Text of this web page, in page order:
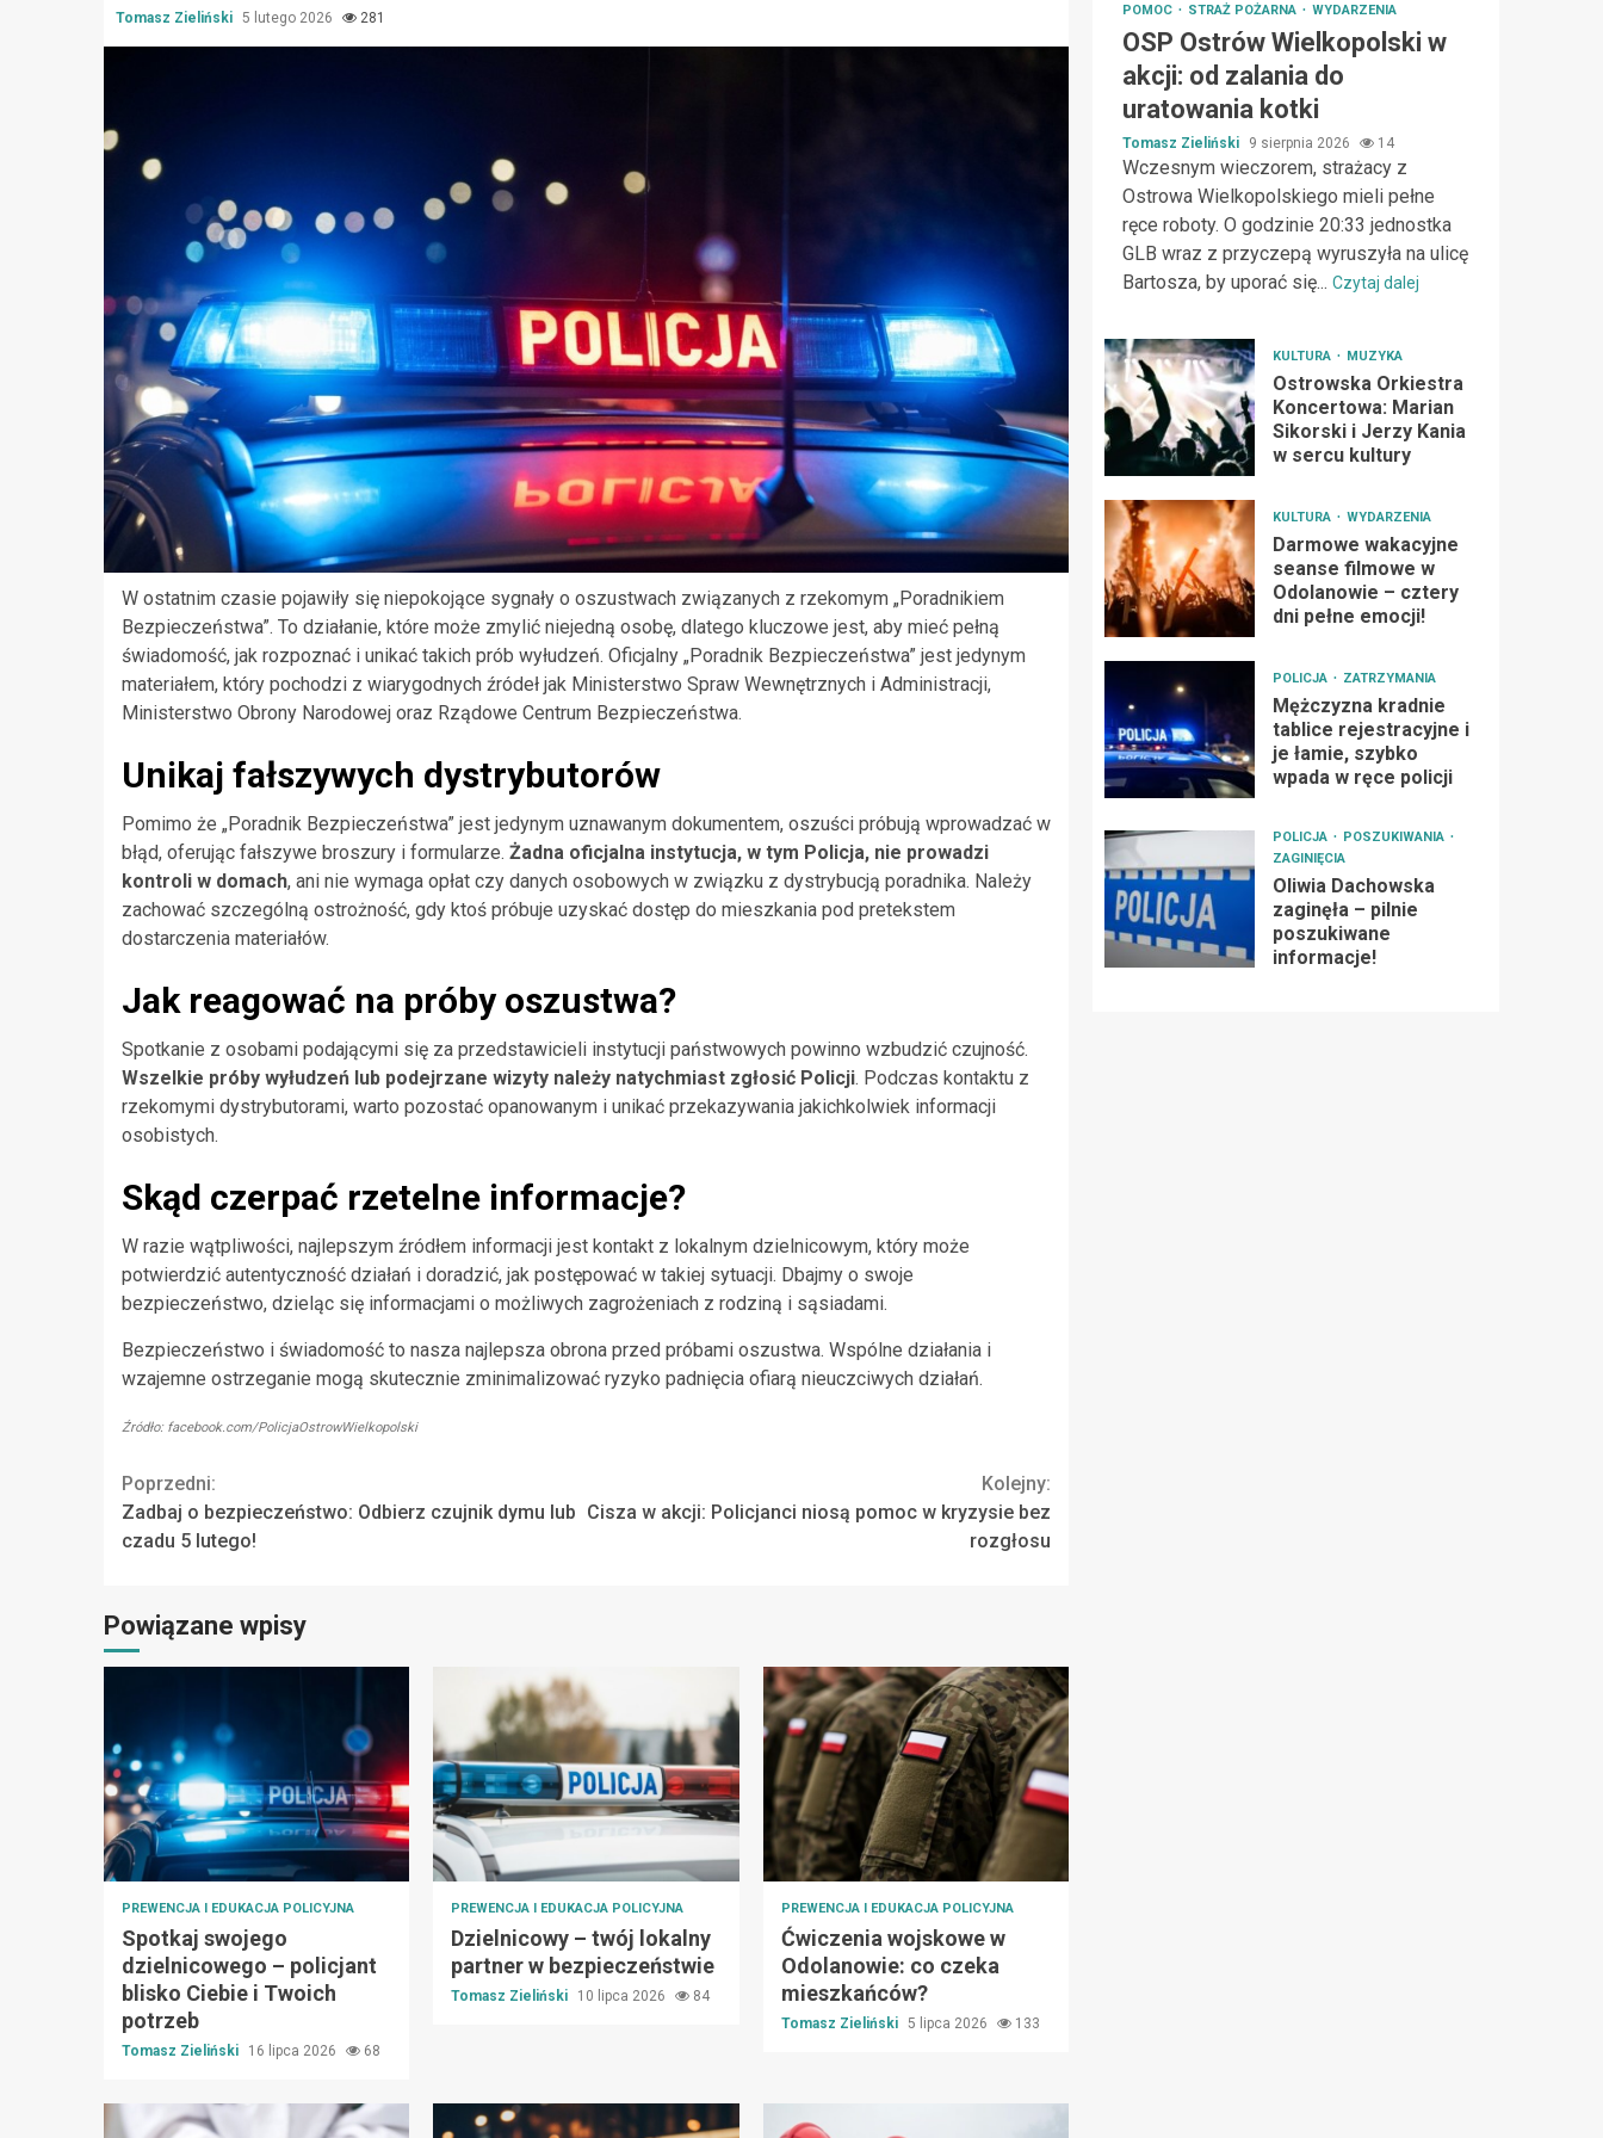
Tomasz Zieliński 5 lutego 2026 281
W ostatnim czasie pojawiły się niepokojące sygnały o oszustwach związanych z rzekomym „Poradnikiem
Bezpieczeństwa”. To działanie, które może zmylić niejedną osobę, dlatego kluczowe jest, aby mieć pełną
świadomość, jak rozpoznać i unikać takich prób wyłudzeń. Oficjalny „Poradnik Bezpieczeństwa” jest jedynym
materiałem, który pochodzi z wiarygodnych źródeł jak Ministerstwo Spraw Wewnętrznych i Administracji,
Ministerstwo Obrony Narodowej oraz Rządowe Centrum Bezpieczeństwa.
Unikaj fałszywych dystrybutorów
Pomimo że „Poradnik Bezpieczeństwa” jest jedynym uznawanym dokumentem, oszuści próbują wprowadzać w
błąd, oferując fałszywe broszury i formularze. Żadna oficjalna instytucja, w tym Policja, nie prowadzi
kontroli w domach, ani nie wymaga opłat czy danych osobowych w związku z dystrybucją poradnika. Należy
zachować szczególną ostrożność, gdy ktoś próbuje uzyskać dostęp do mieszkania pod pretekstem
dostarczenia materiałów.
Jak reagować na próby oszustwa?
Spotkanie z osobami podającymi się za przedstawicieli instytucji państwowych powinno wzbudzić czujność.
Wszelkie próby wyłudzeń lub podejrzane wizyty należy natychmiast zgłosić Policji. Podczas kontaktu z
rzekomymi dystrybutorami, warto pozostać opanowanym i unikać przekazywania jakichkolwiek informacji
osobistych.
Skąd czerpać rzetelne informacje?
W razie wątpliwości, najlepszym źródłem informacji jest kontakt z lokalnym dzielnicowym, który może
potwierdzić autentyczność działań i doradzić, jak postępować w takiej sytuacji. Dbajmy o swoje
bezpieczeństwo, dzieląc się informacjami o możliwych zagrożeniach z rodziną i sąsiadami.
Bezpieczeństwo i świadomość to nasza najlepsza obrona przed próbami oszustwa. Wspólne działania i
wzajemne ostrzeganie mogą skutecznie zminimalizować ryzyko padnięcia ofiarą nieuczciwych działań.
Źródło: facebook.com/PolicjaOstrowWielkopolski
Continue
Reading
Poprzedni:
Zadbaj o bezpieczeństwo: Odbierz czujnik dymu lub
czadu 5 lutego!
Kolejny:
Cisza w akcji: Policjanci niosą pomoc w kryzysie bez
rozgłosu
Powiązane wpisy
PREWENCJA I EDUKACJA POLICYJNA
Spotkaj swojego
dzielnicowego – policjant
blisko Ciebie i Twoich
potrzeb
Tomasz Zieliński 16 lipca 2026 68
PREWENCJA I EDUKACJA POLICYJNA
Dzielnicowy – twój lokalny
partner w bezpieczeństwie
Tomasz Zieliński 10 lipca 2026 84
PREWENCJA I EDUKACJA POLICYJNA
Ćwiczenia wojskowe w
Odolanowie: co czeka
mieszkańców?
Tomasz Zieliński 5 lipca 2026 133
POMOC STRAŻ POŻARNA WYDARZENIA
OSP Ostrów Wielkopolski w
akcji: od zalania do
uratowania kotki
Tomasz Zieliński 9 sierpnia 2026 14
Wczesnym wieczorem, strażacy z
Ostrowa Wielkopolskiego mieli pełne
ręce roboty. O godzinie 20:33 jednostka
GLB wraz z przyczepą wyruszyła na ulicę
Bartosza, by uporać się... Czytaj dalej
KULTURA MUZYKA
Ostrowska Orkiestra
Koncertowa: Marian
Sikorski i Jerzy Kania
w sercu kultury
KULTURA WYDARZENIA
Darmowe wakacyjne
seanse filmowe w
Odolanowie – cztery
dni pełne emocji!
POLICJA ZATRZYMANIA
Mężczyzna kradnie
tablice rejestracyjne i
je łamie, szybko
wpada w ręce policji
POLICJA
POSZUKIWANIA
ZAGINIĘCIA
Oliwia Dachowska
zaginęła – pilnie
poszukiwane
informacje!